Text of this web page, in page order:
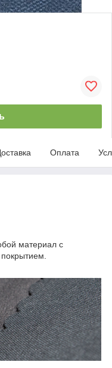
Оплата
материал с